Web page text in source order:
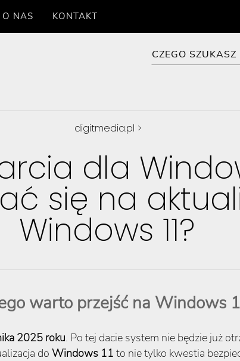
O NAS KONTAKT
digitmedia.pl >
dla
się na
Windows 11?
warto przejść na Windows
2025 roku. Po tej dacie system nie będzie już
do Windows 11 to nie tylko kwestia